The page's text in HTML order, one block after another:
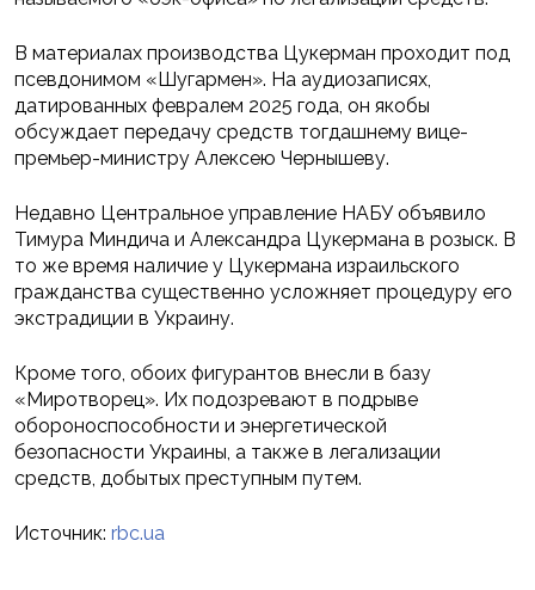
В материалах производства Цукерман проходит под
псевдонимом «Шугармен». На аудиозаписях,
датированных февралем 2025 года, он якобы
обсуждает передачу средств тогдашнему вице-
премьер-министру Алексею Чернышеву.
Недавно Центральное управление НАБУ объявило
Тимура Миндича и Александра Цукермана в розыск. В
то же время наличие у Цукермана израильского
гражданства существенно усложняет процедуру его
экстрадиции в Украину.
Кроме того, обоих фигурантов внесли в базу
«Миротворец». Их подозревают в подрыве
обороноспособности и энергетической
безопасности Украины, а также в легализации
средств, добытых преступным путем.
Источник: rbc.ua